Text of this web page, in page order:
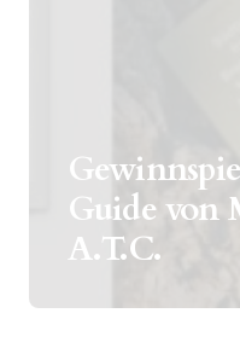
Guide von
A.T.C.